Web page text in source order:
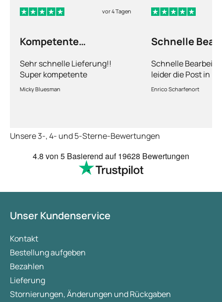
vor 4 Tagen
Kompetente
Sehr schnelle Lieferung!!
Super kompetente
Abhandlung!
Micky Bluesman
Schnelle
Schnelle
leider die Post in
kriegt es nicht hin
dauert obwohl ihr
richtig fix.
Enrico Scharfenort
Unsere 3-, 4- und 5-Sterne-Bewertungen
4.8 von 5 Basierend auf19628 Bewertungen
Unser Kundenservice
Kontakt
Bestellung aufgeben
Bezahlen
Lieferung
Stornierungen, Änderungen und Rückgaben